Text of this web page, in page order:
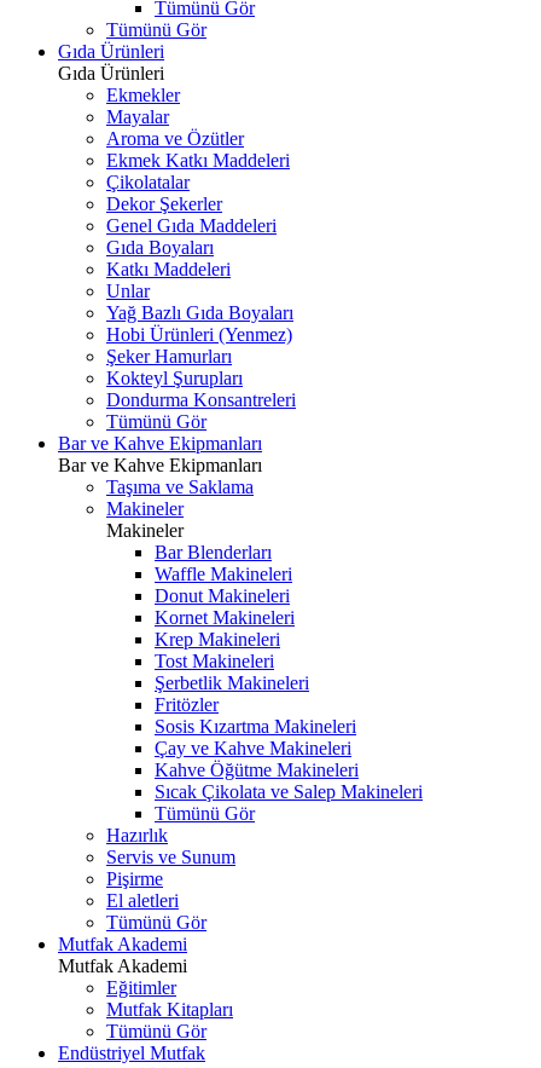
Tümünü Gör
Tümünü Gör
Gıda Ürünleri
Gıda Ürünleri
Ekmekler
Mayalar
Aroma ve Özütler
Ekmek Katkı Maddeleri
Çikolatalar
Dekor Şekerler
Genel Gıda Maddeleri
Gıda Boyaları
Katkı Maddeleri
Unlar
Yağ Bazlı Gıda Boyaları
Hobi Ürünleri (Yenmez)
Şeker Hamurları
Kokteyl Şurupları
Dondurma Konsantreleri
Tümünü Gör
Bar ve Kahve Ekipmanları
Bar ve Kahve Ekipmanları
Taşıma ve Saklama
Makineler
Makineler
Bar Blenderları
Waffle Makineleri
Donut Makineleri
Kornet Makineleri
Krep Makineleri
Tost Makineleri
Şerbetlik Makineleri
Fritözler
Sosis Kızartma Makineleri
Çay ve Kahve Makineleri
Kahve Öğütme Makineleri
Sıcak Çikolata ve Salep Makineleri
Tümünü Gör
Hazırlık
Servis ve Sunum
Pişirme
El aletleri
Tümünü Gör
Mutfak Akademi
Mutfak Akademi
Eğitimler
Mutfak Kitapları
Tümünü Gör
Endüstriyel Mutfak